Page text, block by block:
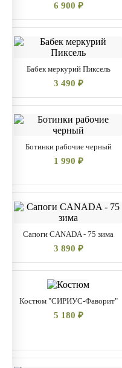
6 900 ₽
Бабек меркурий Пиксель
3 490 ₽
Ботинки рабочие черный
1 990 ₽
Сапоги CANADA - 75 зима
3 890 ₽
Костюм "СИРИУС-Фаворит"
5 180 ₽